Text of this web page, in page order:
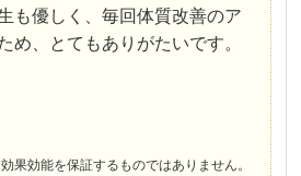
も優しく、毎回体質改善のア
め、とてもありがたいです。
果効能を保証するものではありません。